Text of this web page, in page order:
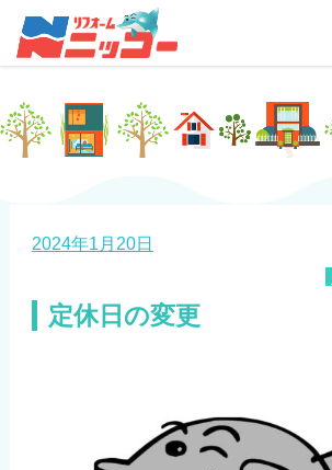
2024年1月20日
定休日の変更